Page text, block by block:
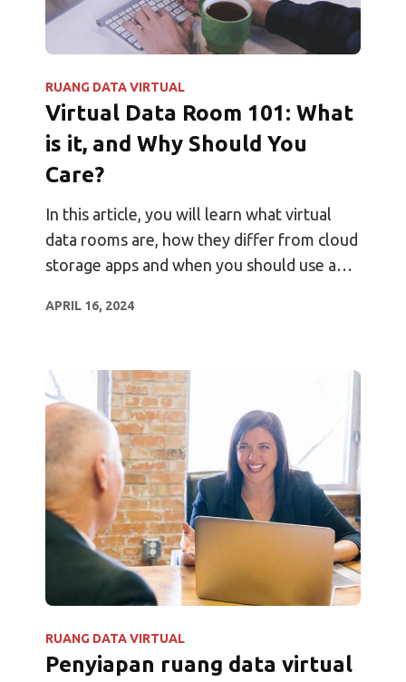
RUANG DATA VIRTUAL
Virtual Data Room 101: What
is it, and Why Should You
Care?
In this article, you will learn what virtual
data rooms are, how they differ from cloud
storage apps and when you should use a
APRIL 16, 2024
RUANG DATA VIRTUAL
Penyiapan ruang data virtual